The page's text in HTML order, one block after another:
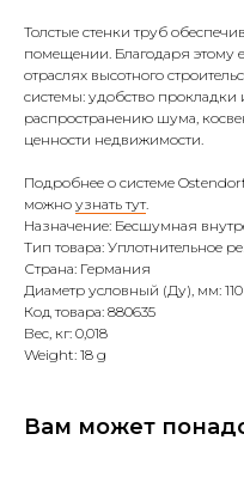
Толстые стенки труб
помещении. Благодаря этому
отраслях высотного
системы: удобство прокладки
распространению шума,
ценности недвижимости.
Подробнее о системе
можно узнать тут.
Назначение: Бесшумная
Тип товара: Уплотнительное
Страна: Германия
Диаметр условный (Ду), мм: 110
Код товара: 880635
Вес, кг: 0,018
Weight: 18 g
Вам может